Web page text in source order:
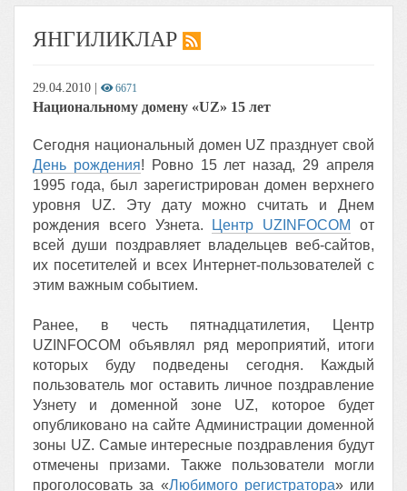
ЯНГИЛИКЛАР
29.04.2010 6671
Национальному домену «UZ» 15 лет
Сегодня национальный домен UZ празднует свой
День рождения! Ровно 15 лет назад, 29 апреля
1995 года, был зарегистрирован домен верхнего
уровня UZ. Эту дату можно считать и Днем
рождения всего Узнета.
Центр UZINFOCOM
от
всей души поздравляет владельцев веб-сайтов,
их посетителей и всех Интернет-пользователей с
этим важным событием.
Ранее, в честь пятнадцатилетия, Центр
UZINFOCOM объявлял ряд мероприятий, итоги
которых буду подведены сегодня. Каждый
пользователь мог оставить личное поздравление
Узнету и доменной зоне UZ, которое будет
опубликовано на сайте Администрации доменной
зоны UZ. Самые интересные поздравления будут
отмечены призами. Также пользователи могли
проголосовать за «Любимого регистратора» или